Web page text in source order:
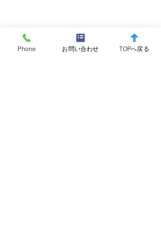
Phone お問い合わせ TOPへ戻る